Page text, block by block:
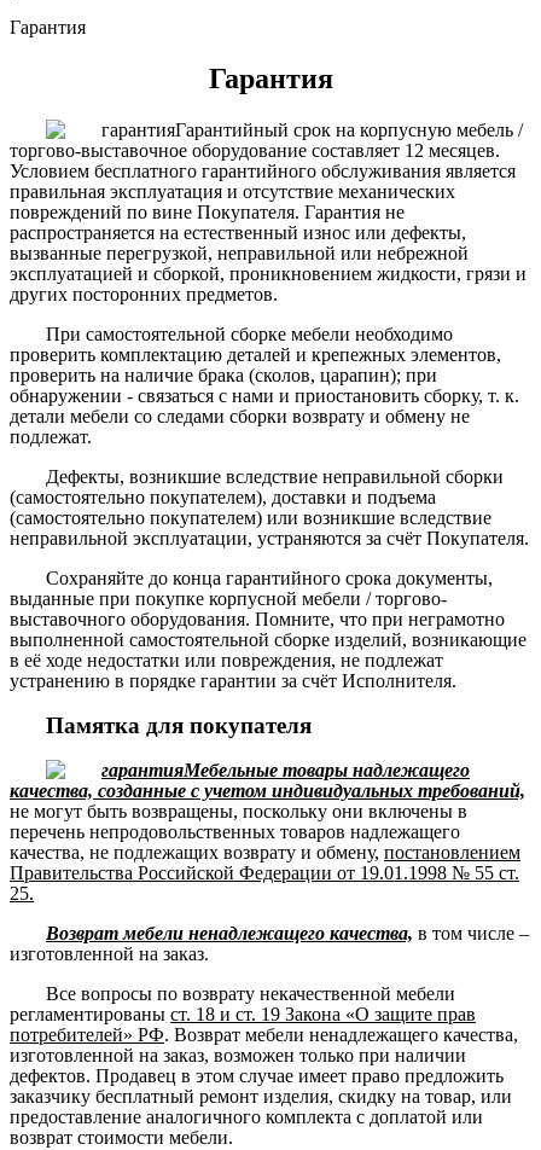
Гарантия
Гарантия
Гарантийный срок на корпусную мебель /
торгово-выставочное оборудование составляет 12 месяцев.
Условием бесплатного гарантийного обслуживания является
правильная эксплуатация и отсутствие механических
повреждений по вине Покупателя. Гарантия не
распространяется на естественный износ или дефекты,
вызванные перегрузкой, неправильной или небрежной
эксплуатацией и сборкой, проникновением жидкости, грязи и
других посторонних предметов.
При самостоятельной сборке мебели необходимо
проверить комплектацию деталей и крепежных элементов,
проверить на наличие брака (сколов, царапин); при
обнаружении - связаться с нами и приостановить сборку, т. к.
детали мебели со следами сборки возврату и обмену не
подлежат.
Дефекты, возникшие вследствие неправильной сборки
(самостоятельно покупателем), доставки и подъема
(самостоятельно покупателем) или возникшие вследствие
неправильной эксплуатации, устраняются за счёт Покупателя.
Сохраняйте до конца гарантийного срока документы,
выданные при покупке корпусной мебели / торгово-
выставочного оборудования. Помните, что при неграмотно
выполненной самостоятельной сборке изделий, возникающие
в её ходе недостатки или повреждения, не подлежат
устранению в порядке гарантии за счёт Исполнителя.
Памятка для покупателя
Мебельные товары надлежащего
качества, созданные с учетом индивидуальных требований,
не могут быть возвращены, поскольку они включены в
перечень непродовольственных товаров надлежащего
качества, не подлежащих возврату и обмену, постановлением
Правительства Российской Федерации от 19.01.1998 № 55 ст.
25.
Возврат мебели ненадлежащего качества, в том числе –
изготовленной на заказ.
Все вопросы по возврату некачественной мебели
регламентированы ст. 18 и ст. 19 Закона «О защите прав
потребителей» РФ. Возврат мебели ненадлежащего качества,
изготовленной на заказ, возможен только при наличии
дефектов. Продавец в этом случае имеет право предложить
заказчику бесплатный ремонт изделия, скидку на товар, или
предоставление аналогичного комплекта с доплатой или
возврат стоимости мебели.